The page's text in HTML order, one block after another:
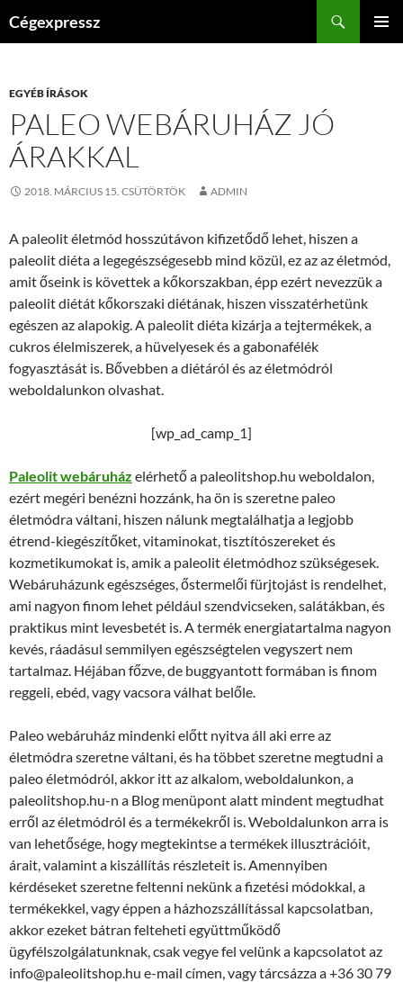
Cégexpressz
EGYÉB ÍRÁSOK
PALEO WEBÁRUHÁZ JÓ
ÁRAKKAL
2018. MÁRCIUS 15. CSÜTÖRTÖK ADMIN
A paleolit életmód hosszútávon kifizetődő lehet, hiszen a
paleolit diéta a legegészségesebb mind közül, ez az az életmód,
amit őseink is követtek a kőkorszakban, épp ezért nevezzük a
paleolit diétát kőkorszaki diétának, hiszen visszatérhetünk
egészen az alapokig. A paleolit diéta kizárja a tejtermékek, a
cukros élelmiszerek, a hüvelyesek és a gabonafélék
fogyasztását is. Bővebben a diétáról és az életmódról
weboldalunkon olvashat.
[wp_ad_camp_1]
Paleolit webáruház elérhető a paleolitshop.hu weboldalon,
ezért megéri benézni hozzánk, ha ön is szeretne paleo
életmódra váltani, hiszen nálunk megtalálhatja a legjobb
étrend-kiegészítőket, vitaminokat, tisztítószereket és
kozmetikumokat is, amik a paleolit életmódhoz szükségesek.
Webáruházunk egészséges, őstermelői fürjtojást is rendelhet,
ami nagyon finom lehet például szendvicseken, salátákban, és
praktikus mint levesbetét is. A termék energiatartalma nagyon
kevés, ráadásul semmilyen egészségtelen vegyszert nem
tartalmaz. Héjában főzve, de buggyantott formában is finom
reggeli, ebéd, vagy vacsora válhat belőle.
Paleo webáruház mindenki előtt nyitva áll aki erre az
életmódra szeretne váltani, és ha többet szeretne megtudni a
paleo életmódról, akkor itt az alkalom, weboldalunkon, a
paleolitshop.hu-n a Blog menüpont alatt mindent megtudhat
erről az életmódról és a termékekről is. Weboldalunkon arra is
van lehetősége, hogy megtekintse a termékek illusztrációit,
árait, valamint a kiszállítás részleteit is. Amennyiben
kérdéseket szeretne feltenni nekünk a fizetési módokkal, a
termékekkel, vagy éppen a házhozszállítással kapcsolatban,
akkor ezeket bátran felteheti együttműködő
ügyfélszolgálatunknak, csak vegye fel velünk a kapcsolatot az
info@paleolitshop.hu e-mail címen, vagy tárcsázza a +36 30 79